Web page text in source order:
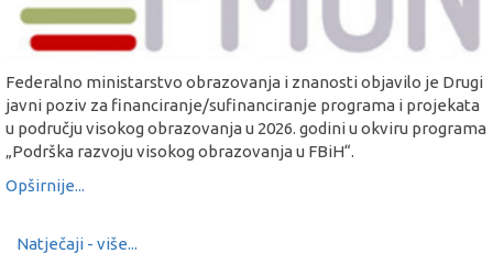
Federalno ministarstvo obrazovanja i znanosti objavilo je Drugi
javni poziv za financiranje/sufinanciranje programa i projekata
u području visokog obrazovanja u 2026. godini u okviru programa
„Podrška razvoju visokog obrazovanja u FBiH“.
Opširnije...
Natječaji - više...